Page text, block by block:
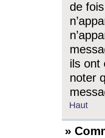
de
ils ont
noter
Haut
»